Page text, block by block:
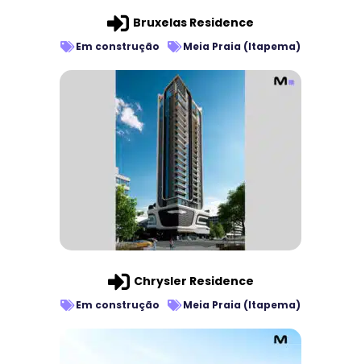
Bruxelas Residence
Em construção Meia Praia (Itapema)
Chrysler Residence
Em construção Meia Praia (Itapema)